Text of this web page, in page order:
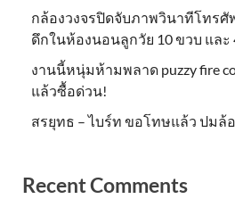
กล้องวงจรปิดจับภาพวินาทีโทรศั
ดึกในห้องนอนลูกวัย 10 ขวบ และ
งานนี้หนุ่มห้ามพลาด puzzy fire
แล้วซื้อด่วน!
สรยุทธ – ไบร์ท ขอโทษแล้ว ปมล้
Recent Comments